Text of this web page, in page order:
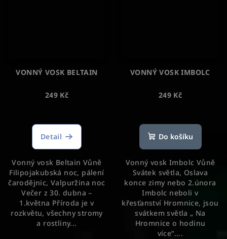
VONNÝ VOSK BELTAIN
249 Kč
Detail
Vonný vosk Beltain Vůně
Filipojakubská noc, pálení
čarodějnic, Valpuržina noc
Večer z 30. dubna –
1.května Příroda je v
rozkvětu, všechny stromy
a rostliny...
VONNÝ VOSK IMBOLC
249 Kč
Do košíku
Vonný vosk Imbolc Vůně
Svátek světla, Oslava
konce zimy nebo 2.února
Imbolc neboli v
křesťanství Hromnice, jsou
svátkem světla „ Na
Hromnice o hodinu
více“....